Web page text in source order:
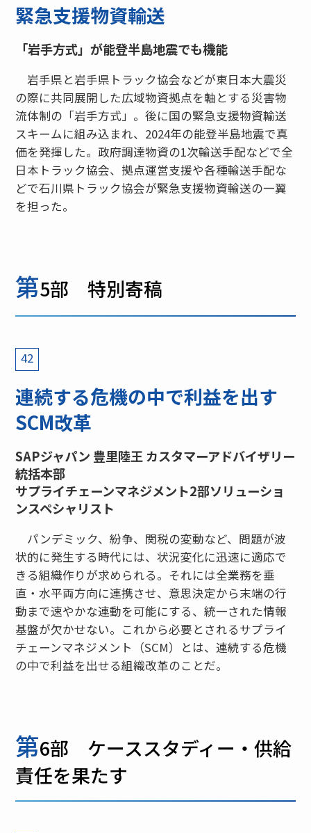
緊急支援物資輸送
「岩手方式」が能登半島地震でも機能
岩手県と岩手県トラック協会などが東日本大震災
の際に共同展開した広域物資拠点を軸とする災害物
流体制の「岩手方式」。後に国の緊急支援物資輸送
スキームに組み込まれ、2024年の能登半島地震で真
価を発揮した。政府調達物資の1次輸送手配などで全
日本トラック協会、拠点運営支援や各種輸送手配な
どで石川県トラック協会が緊急支援物資輸送の一翼
を担った。
第5部 特別寄稿
42
連続する危機の中で利益を出す
SCM改革
SAPジャパン 豊里陸王 カスタマーアドバイザリー
統括本部
サプライチェーンマネジメント2部ソリューショ
ンスペシャリスト
パンデミック、紛争、関税の変動など、問題が波
状的に発生する時代には、状況変化に迅速に適応で
きる組織作りが求められる。それには全業務を垂
直・水平両方向に連携させ、意思決定から末端の行
動まで速やかな連動を可能にする、統一された情報
基盤が欠かせない。これから必要とされるサプライ
チェーンマネジメント（SCM）とは、連続する危機
の中で利益を出せる組織改革のことだ。
第6部 ケーススタディー・供給
責任を果たす